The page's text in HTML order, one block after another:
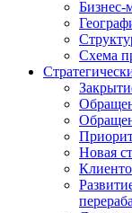
Бизнес-
Схема
Новая